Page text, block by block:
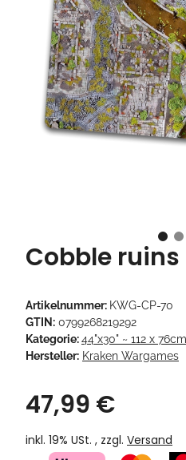
Cobble ruins
Artikelnummer: KWG-CP-70
GTIN: 0799268219292
Kategorie:44"x30" ~ 112 x 76cm
Hersteller: Kraken Wargames
47,99 €
inkl. 19% USt. , zzgl. Versand